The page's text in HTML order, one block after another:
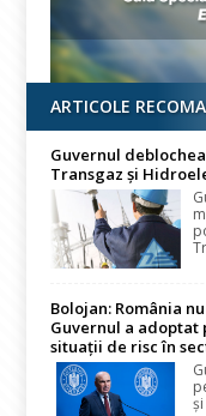
ARTICOLE
Guvernul
Transgaz și
Bolojan: România
Guvernul a
situații de risc în